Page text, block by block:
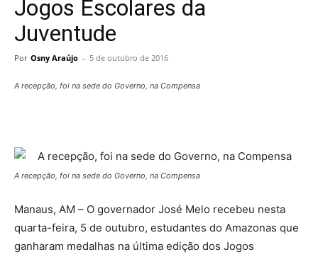
Jogos Escolares da
Juventude
Por Osny Araújo - 5 de outubro de 2016
A recepção, foi na sede do Governo, na Compensa
A recepção, foi na sede do Governo, na Compensa
Manaus, AM – O governador José Melo recebeu nesta
quarta-feira, 5 de outubro, estudantes do Amazonas que
ganharam medalhas na última edição dos Jogos